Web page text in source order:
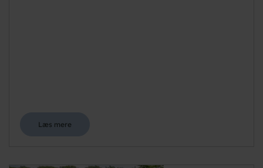
Læs mere